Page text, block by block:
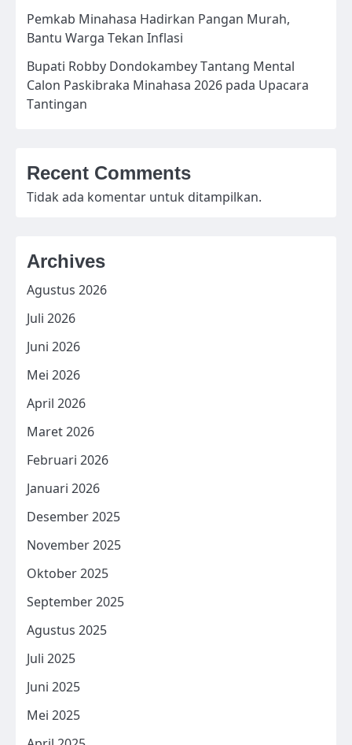
Pemkab Minahasa Hadirkan Pangan Murah,
Bantu Warga Tekan Inflasi
Bupati Robby Dondokambey Tantang Mental
Calon Paskibraka Minahasa 2026 pada Upacara
Tantingan
Recent Comments
Tidak ada komentar untuk ditampilkan.
Archives
Agustus 2026
Juli 2026
Juni 2026
Mei 2026
April 2026
Maret 2026
Februari 2026
Januari 2026
Desember 2025
November 2025
Oktober 2025
September 2025
Agustus 2025
Juli 2025
Juni 2025
Mei 2025